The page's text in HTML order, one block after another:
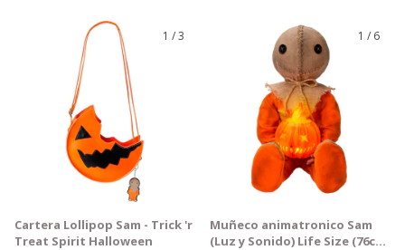
1 /3
Cartera Lollipop Sam - Trick 'r
Treat Spirit Halloween
1 / 6
Muñeco animatronico Sam
(Luz y Sonido) Life Size (76cm